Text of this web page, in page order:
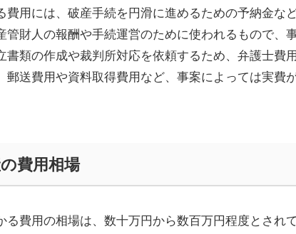
費用には、破産手続を円滑に進めるための予納金な
管財人の報酬や手続運営のために使われるもので、
書類の作成や裁判所対応を依頼するため、弁護士費
郵送費用や資料取得費用など、事案によっては実費
費用相場
る費用の相場は、数十万円から数百万円程度とされて